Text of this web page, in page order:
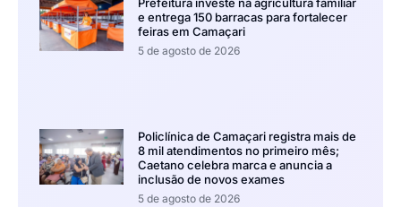
e entrega 150 barracas para fortalecer
feiras em Camaçari
5 de agosto de 2026
Policlínica de Camaçari registra mais de
8 mil atendimentos no primeiro mês;
Caetano celebra marca e anuncia a
inclusão de novos exames
5 de agosto de 2026